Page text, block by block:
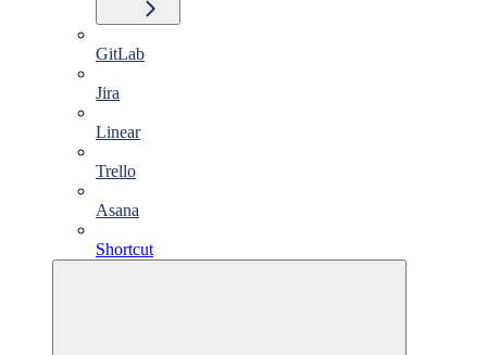
GitLab
Jira
Linear
Trello
Asana
Shortcut